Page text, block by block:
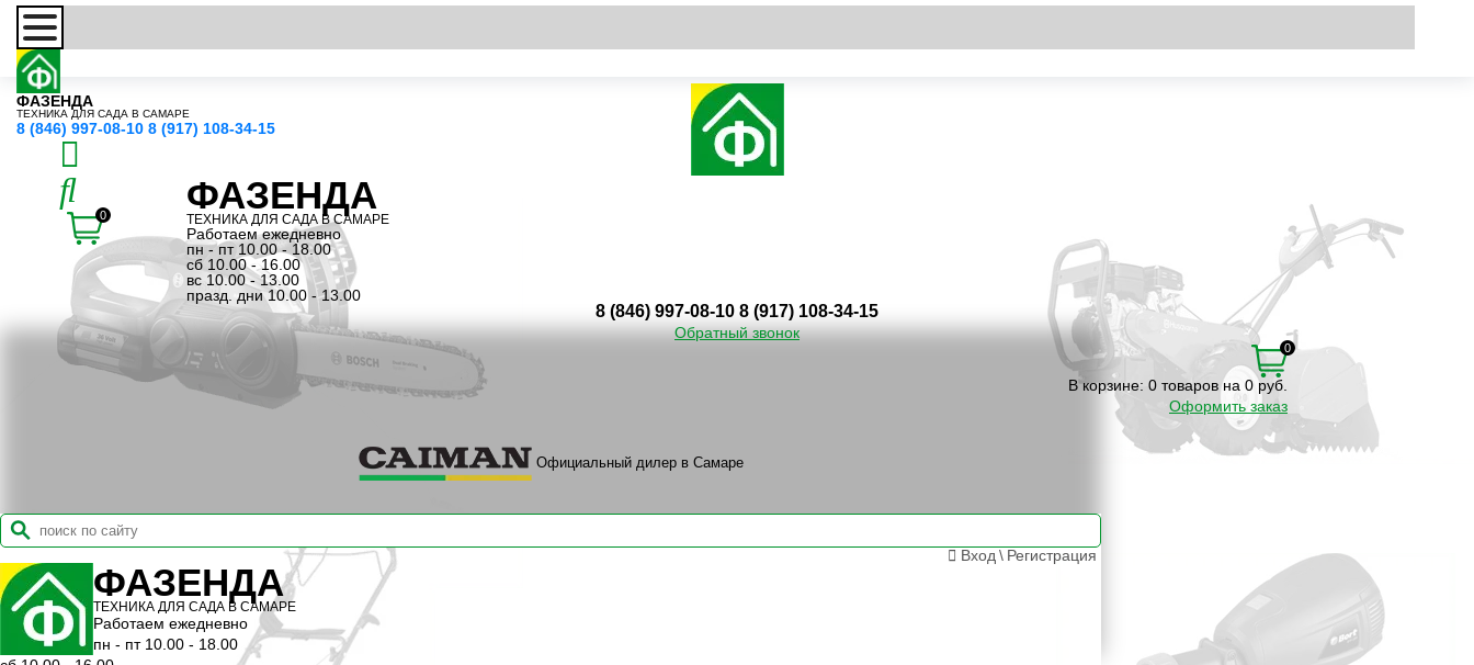
ФАЗЕНДА
ТЕХНИКА ДЛЯ САДА В САМАРЕ
8 (846) 997-08-10 8 (917) 108-34-15
0 ФАЗЕНДА
ТЕХНИКА ДЛЯ САДА В САМАРЕ
Работаем ежедневно
пн - пт 10.00 - 18.00
сб 10.00 - 16.00
вс 10.00 - 13.00
празд. дни 10.00 - 13.00
8 (846) 997-08-10 8 (917) 108-34-15
Обратный звонок
0
В корзине: 0 товаров на 0 руб.
Оформить заказ
Официальный дилер в Самаре
Вход \ Регистрация
ФАЗЕНДА
ТЕХНИКА ДЛЯ САДА В САМАРЕ
Работаем ежедневно
пн - пт 10.00 - 18.00